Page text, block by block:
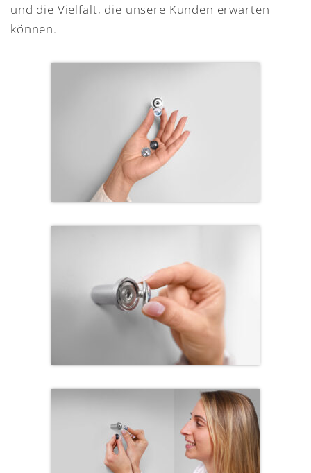
und die Vielfalt, die unsere Kunden erwarten
können.